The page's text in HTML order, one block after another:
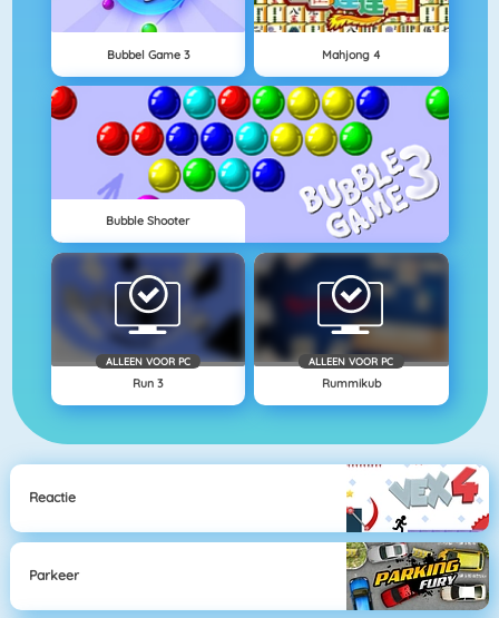
Bubbel Game 3 Mahjong 4
Bubble Shooter
ALLEEN VOOR PC
Run 3
ALLEEN VOOR PC
Rummikub
Reactie
Parkeer